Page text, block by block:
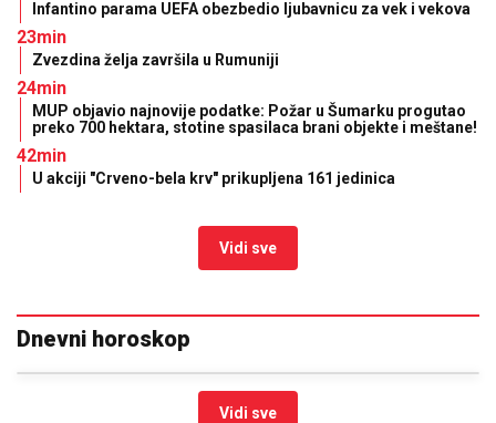
Infantino parama UEFA obezbedio ljubavnicu za vek i vekova
23min
Zvezdina želja završila u Rumuniji
24min
MUP objavio najnovije podatke: Požar u Šumarku progutao
preko 700 hektara, stotine spasilaca brani objekte i meštane!
42min
U akciji "Crveno-bela krv" prikupljena 161 jedinica
Vidi sve
Dnevni horoskop
Vidi sve